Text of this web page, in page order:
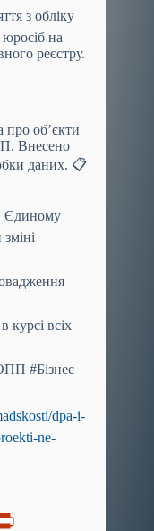
з обліку
юросіб на
реєстру.
про об’єкти
Внесено
даних. 📋
Єдиному
курсі всіх
#Бізнес
dpa-i-
ne-